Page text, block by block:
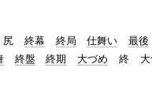
尻 終幕 終局 仕舞い 最後
終盤 終期 大づめ 終